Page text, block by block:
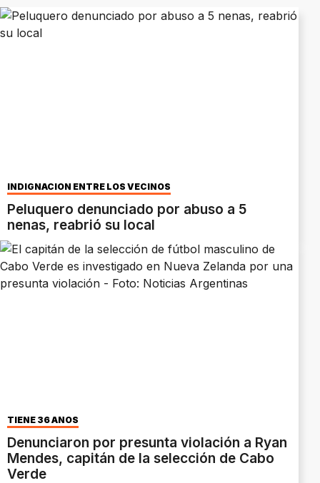
INDIGNACIÓN ENTRE LOS VECINOS
Peluquero denunciado por abuso a 5
nenas, reabrió su local
TIENE 36 AÑOS
Denunciaron por presunta violación a Ryan
Mendes, capitán de la selección de Cabo
Verde